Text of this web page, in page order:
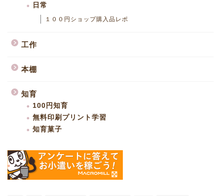
日常
１００円ショップ購入品レポ
工作
本棚
知育
100円知育
無料印刷プリント学習
知育菓子
ファミリーキャンプ